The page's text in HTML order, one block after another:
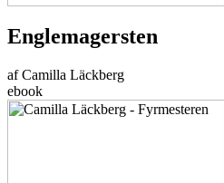
Englemagersten
af Camilla Läckberg
ebook